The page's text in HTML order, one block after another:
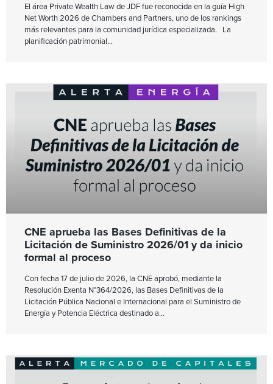
El área Private Wealth Law de JDF fue reconocida en la guía High
Net Worth 2026 de Chambers and Partners, uno de los rankings
más relevantes para la comunidad jurídica especializada. La
planificación patrimonial
CNE aprueba las Bases Definitivas de la
Licitación de Suministro 2026/01 y da inicio
formal al proceso
Con fecha 17 de julio de 2026, la CNE aprobó, mediante la
Resolución Exenta N°364/2026, las Bases Definitivas de la
Licitación Pública Nacional e Internacional para el Suministro de
Energía y Potencia Eléctrica destinado a